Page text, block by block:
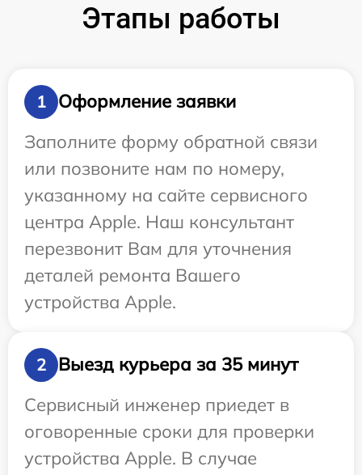
Этапы работы
1
Оформление заявки
Заполните форму обратной связи
или позвоните нам по номеру,
указанному на сайте сервисного
центра Apple. Наш консультант
перезвонит Вам для уточнения
деталей ремонта Вашего
устройства Apple.
2
Выезд курьера за 35 минут
Сервисный инженер приедет в
оговоренные сроки для проверки
устройства Apple. В случае